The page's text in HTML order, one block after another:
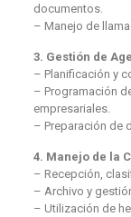
documentos.
– Manejo de
3. Gestión de
– Planificación y
– Programación
empresariales.
– Preparación de
4. Manejo de la
– Recepción,
– Archivo y
– Utilización de